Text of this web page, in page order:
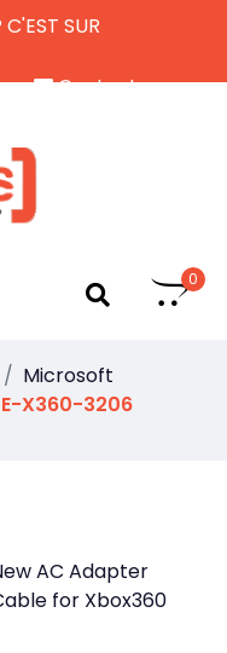
SUR
Contactez-nous
0
Microsoft
X360-3206